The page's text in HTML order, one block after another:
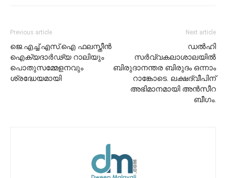
Previous article
ജെ.എച്ച്.എസ്.ഐ ഫലസ്തീൻ
ഐക്യദാർഢ്യ റാലിയും
പൊതുസമ്മേളനവും
ശ്രദ്ധേയമായി
Next article
ഡൽഹി
സർവ്വകലാശാലയിൽ
ബിരുദാനന്തര ബിരുദം ഒന്നാം
റാങ്കോടെ. ലക്ഷദ്വീപിന്
അഭിമാനമായി അൻസീറ
ബീഗം.